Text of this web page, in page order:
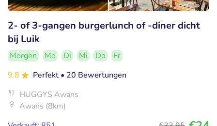
2- of 3-gangen burgerlunch of -diner dicht
bij Luik
Morgen Mo Di Mi Do
Fr
9.8
Perfekt • 20 Bewertungen
HUGGYS Awans
Awans (8km)